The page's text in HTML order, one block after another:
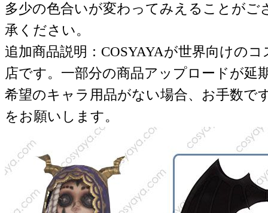
多少の色合いが変わってみえることが
承ください。
追加商品説明：COSYAYAが世界向けの
店です。一部分の商品アップロードが延
希望のキャラ用品がない場合、お手数で
をお願いします。